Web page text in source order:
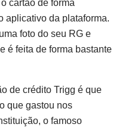
cartão de forma
aplicativo da plataforma.
foto do seu RG e
é feita de forma bastante
de crédito Trigg é que
que gastou nos
o famoso